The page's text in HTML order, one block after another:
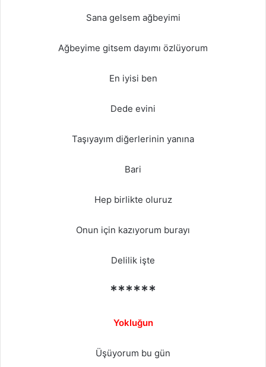
Sana gelsem ağbeyimi
Ağbeyime gitsem dayımı özlüyorum
En iyisi ben
Dede evini
Taşıyayım diğerlerinin yanına
Bari
Hep birlikte oluruz
Onun için kazıyorum burayı
Delilik işte
******
Yokluğun
Üşüyorum bu gün